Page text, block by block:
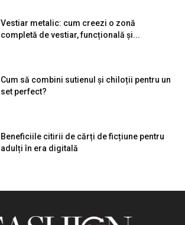
Vestiar metalic: cum creezi o zonă
completă de vestiar, funcțională și...
Cum să combini sutienul și chiloții pentru un
set perfect?
Beneficiile citirii de cărți de ficțiune pentru
adulți în era digitală